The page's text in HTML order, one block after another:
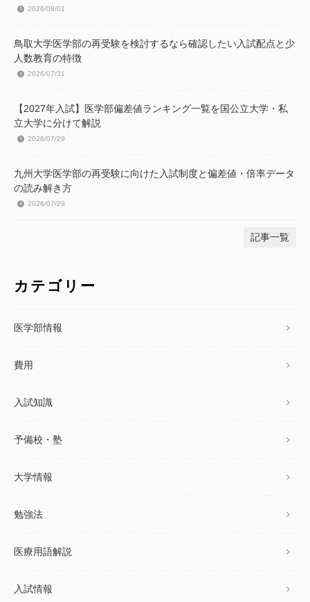
2026/08/01
鳥取大学医学部の再受験を検討するなら確認したい入試配点と少
人数教育の特徴
2026/07/31
【2027年入試】医学部偏差値ランキング一覧を国公立大学・私
立大学に分けて解説
2026/07/29
九州大学医学部の再受験に向けた入試制度と偏差値・倍率データ
の読み解き方
2026/07/29
記事一覧
カテゴリー
医学部情報
費用
入試知識
予備校・塾
大学情報
勉強法
医療用語解説
入試情報